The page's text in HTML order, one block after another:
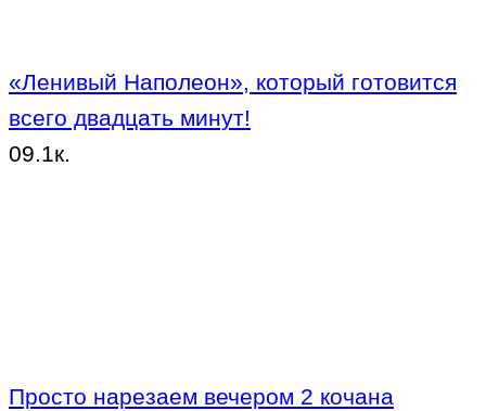
«Ленивый Наполеон», который готовится
всего двадцать минут!
09.1к.
Просто нарезаем вечером 2 кочана